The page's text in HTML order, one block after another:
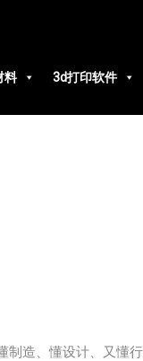
料 3d打印软件
制造、懂设计、又懂